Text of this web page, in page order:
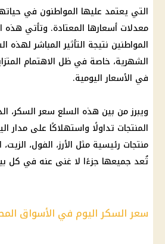
التي يعتمد عليها المواطنون في
معدلات أسعارها المعتادة. وتأتي هذه
المواطنين نتيجة التأثير المباشر لهذه
الشهرية، خاصة في ظل الاهتمام
في الأسعار اليومية.
ويبرز من بين هذه السلع سعر السكر،
المنتجات تداولًا واستهلاكًا على مدار
منتجات رئيسية مثل الأرز، الفول،
تُعد جميعها جزءًا لا غنى عنه في كل
سعر السكر اليوم في الأسواق